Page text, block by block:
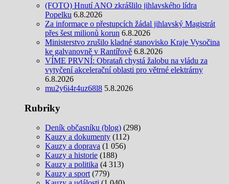
(FOTO) Hnutí ANO zkrášlilo jihlavského lídra
Popelku 6.8.2026
Za informace o přestupcích žádal jihlavský Magistrát
přes šest milionů korun 6.8.2026
Ministerstvo zrušilo kladné stanovisko Kraje Vysočina
ke galvanovně v Rantířově 6.8.2026
VÍME PRVNÍ: Obrataň chystá žalobu na vládu za
vytyčení akcelerační oblasti pro větrné elektrárny
6.8.2026
mu2y6i4r4uz68l8 5.8.2026
Rubriky
Deník občasníku (blog) (298)
Kauzy a dokumenty (112)
Kauzy a doprava (1 056)
Kauzy a historie (188)
Kauzy a politika (4 313)
Kauzy a sport (779)